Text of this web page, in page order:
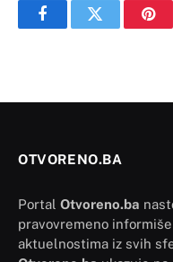
FacebookTwitter
OTVORENO.BA
Portal Otvoreno.ba
pravovremeno
aktuelnostima iz svih